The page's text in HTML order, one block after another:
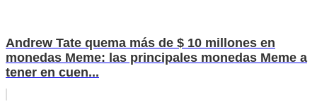
Andrew Tate quema más de $ 10 millones en
monedas Meme: las principales monedas Meme a
tener en cuen...